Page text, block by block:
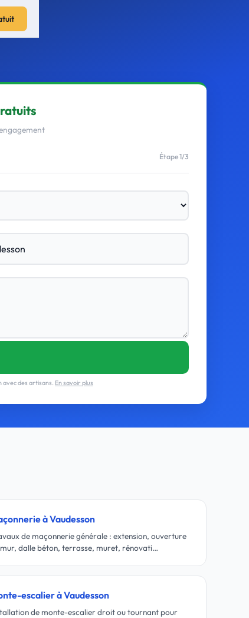
Étape 1/3
avec des artisans. En savoir plus
à Vaudesson
de maçonnerie générale : extension, ouverture
dalle béton, terrasse, muret, rénovati…
escalier à Vaudesson
de monte-escalier droit ou tournant pour